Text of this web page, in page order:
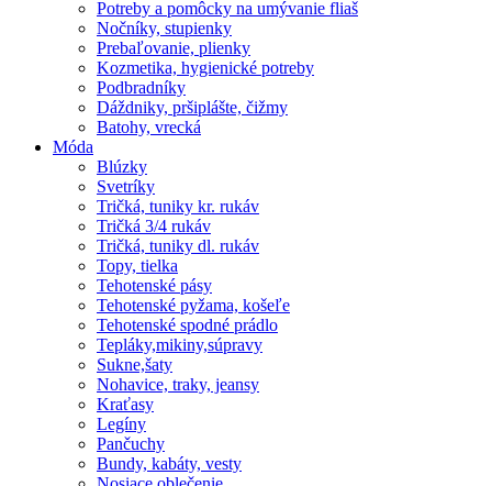
Potreby a pomôcky na umývanie fliaš
Nočníky, stupienky
Prebaľovanie, plienky
Kozmetika, hygienické potreby
Podbradníky
Dáždniky, pršiplášte, čižmy
Batohy, vrecká
Móda
Blúzky
Svetríky
Tričká, tuniky kr. rukáv
Tričká 3/4 rukáv
Tričká, tuniky dl. rukáv
Topy, tielka
Tehotenské pásy
Tehotenské pyžama, košeľe
Tehotenské spodné prádlo
Tepláky,mikiny,súpravy
Sukne,šaty
Nohavice, traky, jeansy
Kraťasy
Legíny
Pančuchy
Bundy, kabáty, vesty